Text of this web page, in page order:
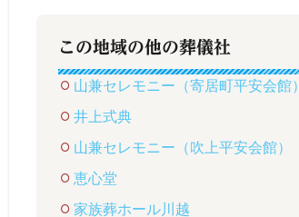
この地域の他の葬儀社
山兼セレモニー（寄居町平安会館）
井上式典
山兼セレモニー（吹上平安会館）
恵心堂
家族葬ホール川越